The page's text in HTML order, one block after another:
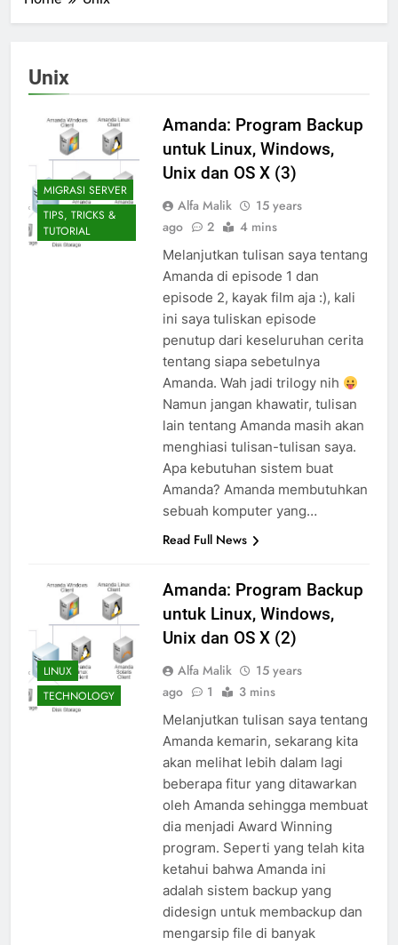
Unix
MIGRASI SERVER
TIPS, TRICKS &
TUTORIAL
Amanda: Program Backup
untuk Linux, Windows,
Unix dan OS X (3)
Alfa Malik
15 years
ago
2 4 mins
Melanjutkan tulisan saya tentang
Amanda di episode 1 dan
episode 2, kayak film aja :), kali
ini saya tuliskan episode
penutup dari keseluruhan cerita
tentang siapa sebetulnya
Amanda. Wah jadi trilogy nih
Namun jangan khawatir, tulisan
lain tentang Amanda masih akan
menghiasi tulisan-tulisan saya.
Apa kebutuhan sistem buat
Amanda? Amanda membutuhkan
sebuah komputer yang…
Read Full News
LINUX
TECHNOLOGY
Amanda: Program Backup
untuk Linux, Windows,
Unix dan OS X (2)
Alfa Malik
15 years
ago
1 3 mins
Melanjutkan tulisan saya tentang
Amanda kemarin, sekarang kita
akan melihat lebih dalam lagi
beberapa fitur yang ditawarkan
oleh Amanda sehingga membuat
dia menjadi Award Winning
program. Seperti yang telah kita
ketahui bahwa Amanda ini
adalah sistem backup yang
didesign untuk membackup dan
mengarsip file di banyak